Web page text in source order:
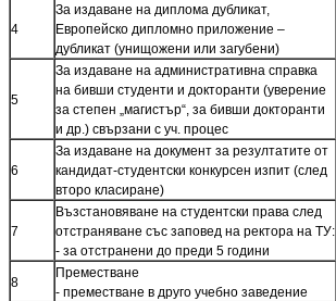
4
За издаване на диплома дубликат,
Европейско дипломно приложение –
дубликат (унищожени или загубени)
5
За издаване на административна справка
на бивши студенти и докторанти (уверение
за степен „магистър“, за бивши докторанти
и др.) свързани с уч. процес
6
За издаване на документ за резултатите от
кандидат-студентски конкурсен изпит (след
второ класиране)
7
Възстановяване на студентски права след
отстраняване със заповед на ректора на ТУ:
- за отстранени до преди 5 години
8
Преместване
- преместване в друго учебно заведение